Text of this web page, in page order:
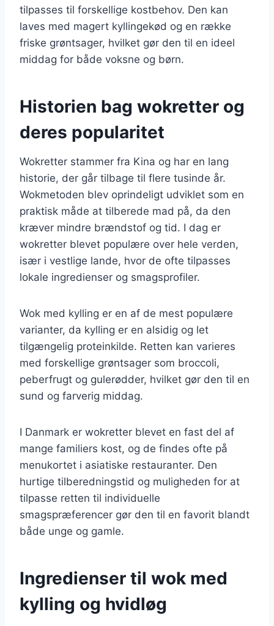
tilpasses til forskellige kostbehov. Den kan
laves med magert kyllingekød og en række
friske grøntsager, hvilket gør den til en ideel
middag for både voksne og børn.
Historien bag wokretter og
deres popularitet
Wokretter stammer fra Kina og har en lang
historie, der går tilbage til flere tusinde år.
Wokmetoden blev oprindeligt udviklet som en
praktisk måde at tilberede mad på, da den
kræver mindre brændstof og tid. I dag er
wokretter blevet populære over hele verden,
især i vestlige lande, hvor de ofte tilpasses
lokale ingredienser og smagsprofiler.
Wok med kylling er en af de mest populære
varianter, da kylling er en alsidig og let
tilgængelig proteinkilde. Retten kan varieres
med forskellige grøntsager som broccoli,
peberfrugt og gulerødder, hvilket gør den til en
sund og farverig middag.
I Danmark er wokretter blevet en fast del af
mange familiers kost, og de findes ofte på
menukortet i asiatiske restauranter. Den
hurtige tilberedningstid og muligheden for at
tilpasse retten til individuelle
smagspræferencer gør den til en favorit blandt
både unge og gamle.
Ingredienser til wok med
kylling og hvidløg